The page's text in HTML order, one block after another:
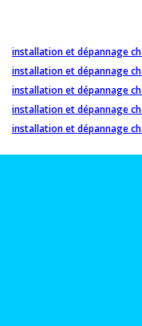
installation et dépannage
installation et dépannage
installation et dépannage
installation et dépannage
installation et dépannage